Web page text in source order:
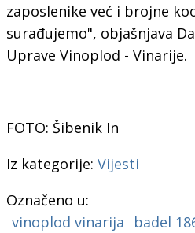
zaposlenike već i brojne
surađujemo", objašnjava
Uprave Vinoplod - Vinarije.
FOTO: Šibenik In
Iz kategorije: Vijesti
Označeno u:
vinoplod vinarija
badel